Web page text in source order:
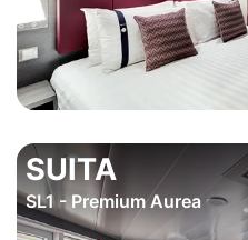
SUITA
SL1 - Premium Aurea